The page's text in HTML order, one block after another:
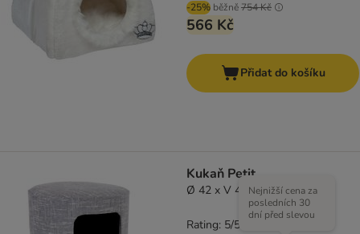
-25% běžně754 Kč
566 Kč
Přidat do košíku
Kukaň Petit
Ø 42 x V 48 cmNejnižší cena za
posledních 30
dní před slevou
Rating: 5/5